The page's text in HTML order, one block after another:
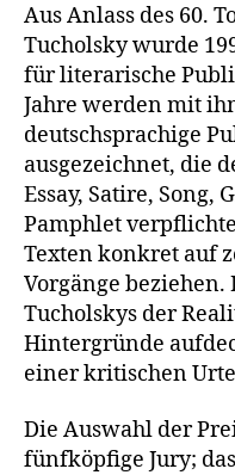
Aus Anlass des 60.
Tucholsky wurde
für literarische
Jahre werden mit
deutschsprachige
ausgezeichnet, die
Essay, Satire, Song,
Pamphlet
Texten konkret auf
Vorgänge
Tucholskys der
Hintergründe
einer kritischen
Die Auswahl der
fünfköpfige Jury;